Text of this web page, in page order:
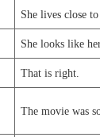
She lives close
She looks like
That is right.
The movie was